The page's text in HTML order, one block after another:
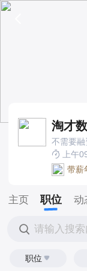
淘才
不需要融
上午
带薪
主页 职位 动
请输入搜索
职位